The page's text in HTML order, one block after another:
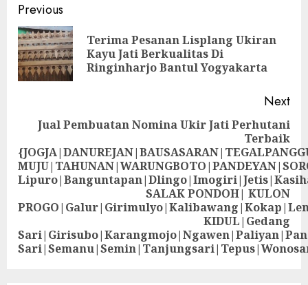
Previous
Terima Pesanan Lisplang Ukiran
Kayu Jati Berkualitas Di
Ringinharjo Bantul Yogyakarta
Next
Jual Pembuatan Nomina Ukir Jati Perhutani
Terbaik
SALAK PONDOH| KULON
KIDUL|Gedang